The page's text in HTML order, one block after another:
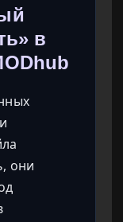
в
они